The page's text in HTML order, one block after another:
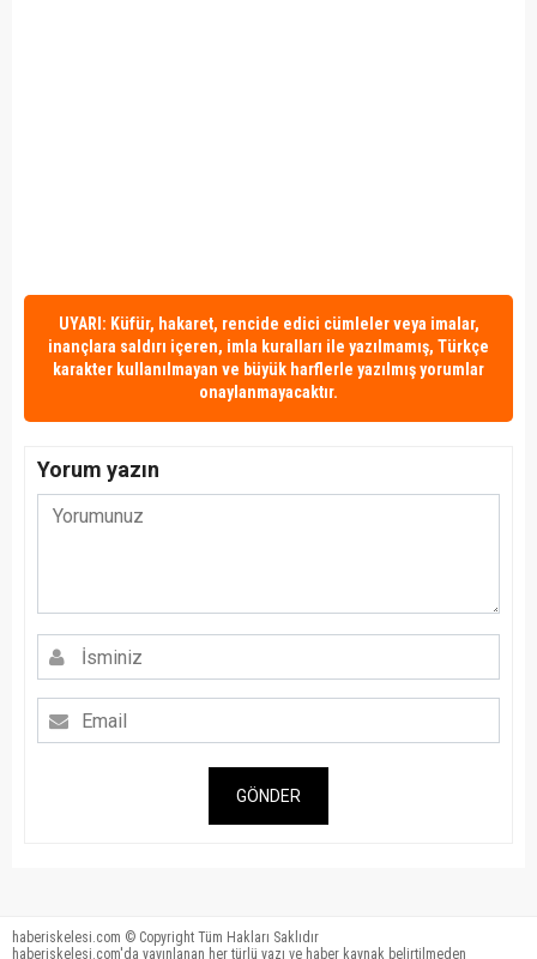
UYARI: Küfür, hakaret, rencide edici cümleler veya imalar,
inançlara saldırı içeren, imla kuralları ile yazılmamış, Türkçe
karakter kullanılmayan ve büyük harflerle yazılmış yorumlar
onaylanmayacaktır.
Yorum yazın
GÖNDER
haberiskelesi.com © Copyright Tüm Hakları Saklıdır
haberiskelesi.com'da yayınlanan her türlü yazı ve haber kaynak belirtilmeden